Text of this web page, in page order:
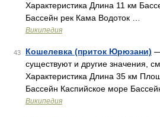
Характеристика Длина 11 км
Бассейн рек Кама Водоток …
Википедия
43 Кошелевка (приток Юрюзани)
существуют и другие значения,
Характеристика Длина 35 км
Бассейн Каспийское море
Википедия